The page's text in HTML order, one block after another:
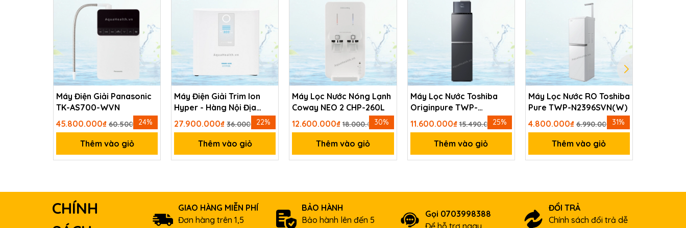
Máy Điện Giải Panasonic
TK-AS700-WVN
45.800.000₫ 60.500.000₫
24%
Thêm vào giỏ
Máy Điện Giải Trim Ion
Hyper - Hàng Nội Địa
Nhật Bản
27.900.000₫36.000.000₫
22%
Thêm vào giỏ
Máy Lọc Nước Nóng Lạnh
Coway NEO 2 CHP-260L
12.600.000₫18.000.000₫
30%
Thêm vào giỏ
Máy Lọc Nước Toshiba
Originpure TWP-
W2399SVN(M)
11.600.000₫15.490.000₫25%
Thêm vào giỏ
Máy Lọc Nước RO Toshiba
Pure TWP-N2396SVN(W)
4.800.000₫6.990.000₫31%
Thêm vào giỏ
CHÍNH
GIAO HÀNG MIỄN PHÍ
Đơn hàng trên 1,5
BẢO HÀNH
Bảo hành lên đến 5
Gọi 0703998388
Để hỗ trợ ngay
ĐỔI TRẢ
Chính sách đổi trả dễ